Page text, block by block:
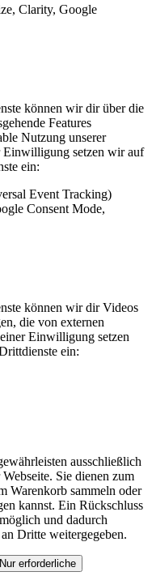
Clarity, Google
können wir dir über die
Features
Nutzung unserer
Einwilligung setzen wir auf
ein:
Event Tracking)
Consent Mode,
können wir dir Videos
die von externen
Einwilligung setzen
ein:
ausschließlich
Sie dienen zum
Warenkorb sammeln oder
kannst. Ein Rückschluss
und dadurch
Dritte weitergegeben.
Nur erforderliche